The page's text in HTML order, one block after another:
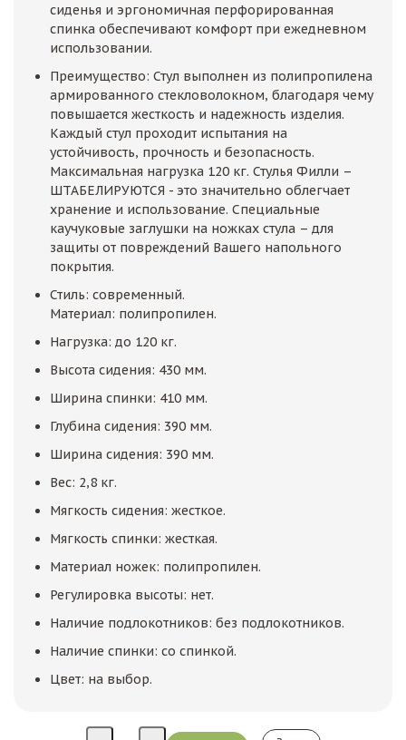
сиденья и эргономичная перфорированная
спинка обеспечивают комфорт при ежедневном
использовании.
Преимущество: Стул выполнен из полипропилена
армированного стекловолокном, благодаря чему
повышается жесткость и надежность изделия.
Каждый стул проходит испытания на
устойчивость, прочность и безопасность.
Максимальная нагрузка 120 кг. Стулья Филли –
ШТАБЕЛИРУЮТСЯ - это значительно облегчает
хранение и использование. Специальные
каучуковые заглушки на ножках стула – для
защиты от повреждений Вашего напольного
покрытия.
Стиль: современный.
Материал: полипропилен.
Нагрузка: до 120 кг.
Высота сидения: 430 мм.
Ширина спинки: 410 мм.
Глубина сидения: 390 мм.
Ширина сидения: 390 мм.
Вес: 2,8 кг.
Мягкость сидения: жесткое.
Мягкость спинки: жесткая.
Материал ножек: полипропилен.
Регулировка высоты: нет.
Наличие подлокотников: без подлокотников.
Наличие спинки: со спинкой.
Цвет: на выбор.